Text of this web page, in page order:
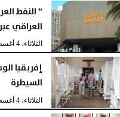
” النفط
العراقي
الثلاثاء، 4 أغسطس 2026
إفريقيا
السيطرة
الثلاثاء، 4 أغسطس 2026